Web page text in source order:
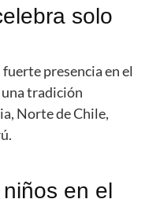
solo
presencia en el
tradición
Norte de Chile,
en el